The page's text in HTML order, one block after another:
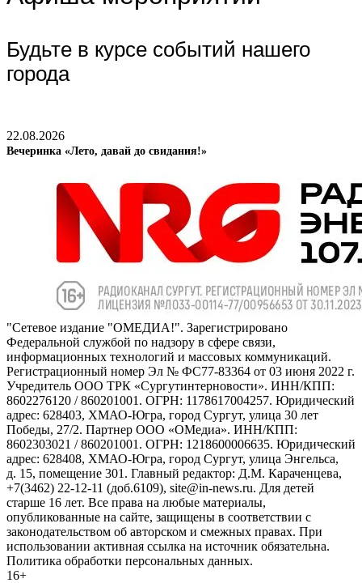
Будьте в курсе событий нашего
города
22.08.2026
Вечеринка «Лето, давай до свидания!»
"Сетевое издание "ОМЕДИА!". Зарегистрировано
Федеральной службой по надзору в сфере связи,
информационных технологий и массовых коммуникаций.
Регистрационный номер Эл № ФС77-83364 от 03 июня 2022 г.
Учредитель ООО ТРК «Сургутинтерновости». ИНН/КПП:
8602276120 / 860201001. ОГРН: 1178617004257. Юридический
адрес: 628403, ХМАО-Югра, город Сургут, улица 30 лет
Победы, 27/2. Партнер ООО «ОМедиа». ИНН/КПП:
8602303021 / 860201001. ОГРН: 1218600006635. Юридический
адрес: 628408, ХМАО-Югра, город Сургут, улица Энгельса,
д. 15, помещение 301. Главный редактор: Д.М. Караченцева,
+7(3462) 22-12-11 (доб.6109), site@in-news.ru. Для детей
старше 16 лет. Все права на любые материалы,
опубликованные на сайте, защищены в соответствии с
законодательством об авторском и смежных правах. При
использовании активная ссылка на источник обязательна.
Политика обработки персональных данных.
16+